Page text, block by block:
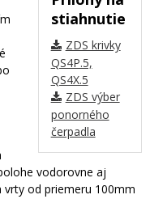
stiahnutie
ZDS krivky
QS4P.5,
QS4X.5
ZDS výber
ponorného
čerpadla
vodorovne aj
vrty od priemeru 100mm